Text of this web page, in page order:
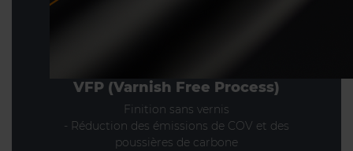
VFP (Varnish Free Process)
Finition sans vernis
- Réduction des émissions de COV et des
poussières de carbone